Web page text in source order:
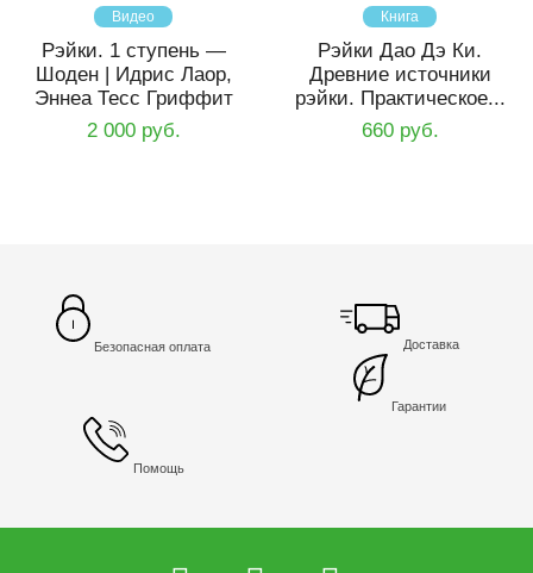
Видео
Рэйки. 1 ступень —
Шоден | Идрис Лаор,
Эннеа Тесс Гриффит
2 000 руб.
Книга
Рэйки Дао Дэ Ки.
Древние источники
рэйки. Практическое...
660 руб.
Безопасная оплата Доставка
Гарантии
Помощь